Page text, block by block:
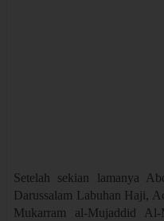
Setelah sekian lamanya
Darussalam Labuhan Haji,
Mukarram al-Mujaddid